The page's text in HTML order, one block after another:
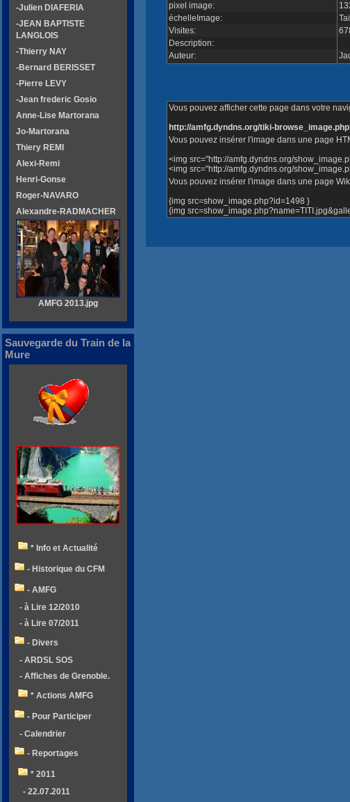
pixel image:
échelleImage:
Visites:
Description:
Auteur:
Vous pouvez afficher cette page dans votre
http://amfg.dyndns.org/tiki-
Vous pouvez insérer l'image dans une page
<img src="http://amfg.dyndns.org/
<img src="http://amfg.dyndns.org/
Vous pouvez insérer l'image dans une page
{img src=show_image.php?id=1498 }
{img
-Julien DIAFERIA
-JEAN BAPTISTE
LANGLOIS
-Thierry NAY
-Bernard BERISSET
-Pierre LEVY
-Jean frederic Gosio
Anne-Lise Martorana
Jo-Martorana
Thiery REMI
Alexi-Remi
Henri-Gonse
Roger-NAVARO
Alexandre-RADMACHER
AMFG 2013.jpg
Sauvegarde du Train de la
Mure
* Info et Actualité
- Historique du CFM
- AMFG
- à Lire 12/2010
- à Lire 07/2011
- Divers
- ARDSL SOS
- Affiches de Grenoble.
* Actions AMFG
- Pour Participer
- Calendrier
- Reportages
* 2011
- 22.07.2011